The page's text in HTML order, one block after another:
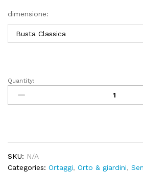
dimensione:
Lattuga
meravilla
de
Quantity:
SKU: N/A
Categories: Ortaggi, Orto & giardini,